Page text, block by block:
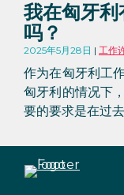
我在匈牙
吗？
2025年5月28日 工作
作为在匈牙利工
匈牙利的情况下
要的要求是在过